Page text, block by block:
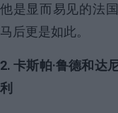
他是显而易见的法
马后更是如此。
2. 卡斯帕·鲁德和达
利